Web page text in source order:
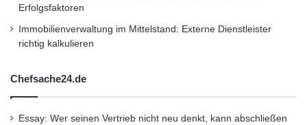
Erfolgsfaktoren
Immobilienverwaltung im Mittelstand: Externe Dienstleister
richtig kalkulieren
Chefsache24.de
Essay: Wer seinen Vertrieb nicht neu denkt, kann abschließen